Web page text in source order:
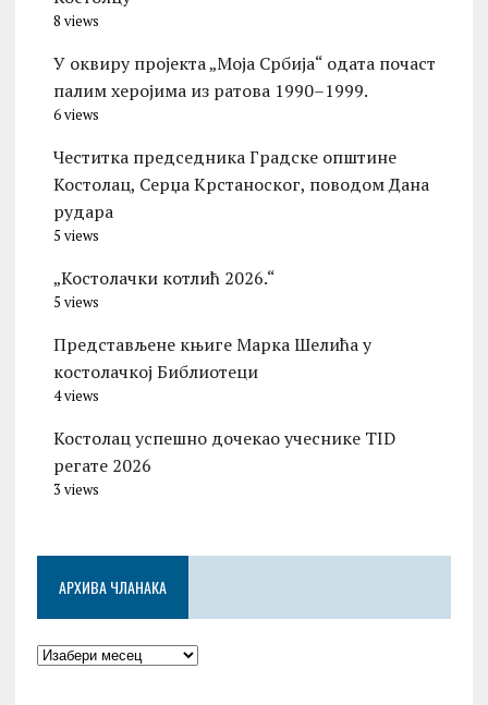
8 views
У оквиру пројекта „Моја Србија“ одата почаст
палим херојима из ратова 1990–1999.
6 views
Честитка председника Градске општине
Костолац, Серџа Крстаноског, поводом Дана
рудара
5 views
„Костолачки котлић 2026.“
5 views
Представљене књиге Марка Шелића у
костолачкој Библиотеци
4 views
Костолац успешно дочекао учеснике TID
регате 2026
3 views
АРХИВА ЧЛАНАКА